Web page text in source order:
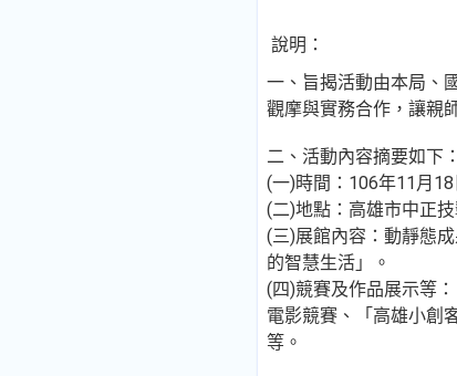
說明：
一、旨揭活動由本局、
觀摩與實務合作，讓親
二、活動內容摘要如下：
(一)時間：106年11月
(二)地點：高雄市中正
(三)展館內容：動靜態
的智慧生活」。
(四)競賽及作品展示等
電影競賽、「高雄小創
等。